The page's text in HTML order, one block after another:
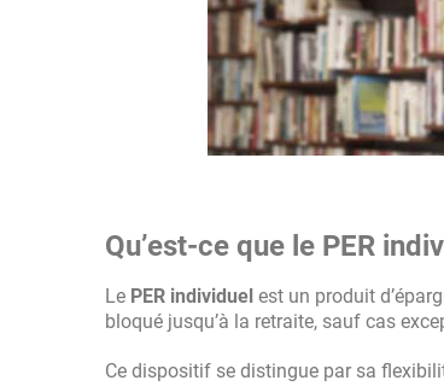
Qu’est-ce que le PER
Le PER individuel est un produit
bloqué jusqu’à la retraite, sauf cas
Ce dispositif se distingue par sa